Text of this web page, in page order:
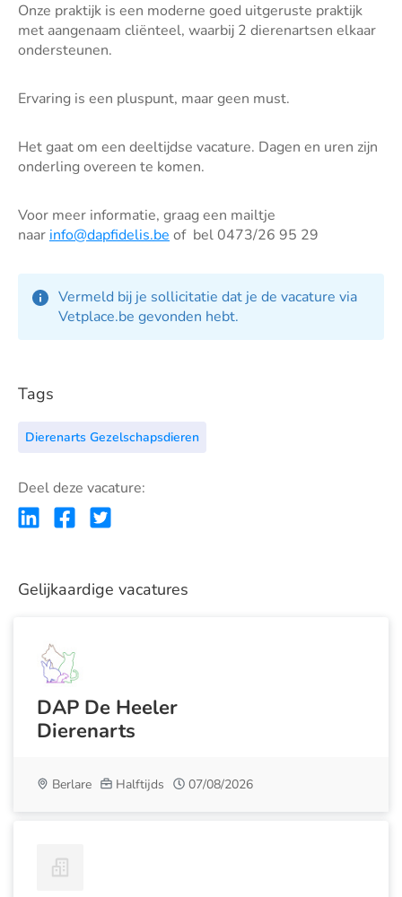
Onze praktijk is een moderne goed uitgeruste praktijk
met aangenaam cliënteel, waarbij 2 dierenartsen elkaar
ondersteunen.
Ervaring is een pluspunt, maar geen must.
Het gaat om een deeltijdse vacature. Dagen en uren zijn
onderling overeen te komen.
Voor meer informatie, graag een mailtje
naar info@dapfidelis.be of bel 0473/26 95 29
Vermeld bij je sollicitatie dat je de vacature via
Vetplace.be gevonden hebt.
Tags
Dierenarts Gezelschapsdieren
Deel deze vacature:
Gelijkaardige vacatures
DAP De Heeler
Dierenarts
Berlare Halftijds 07/08/2026